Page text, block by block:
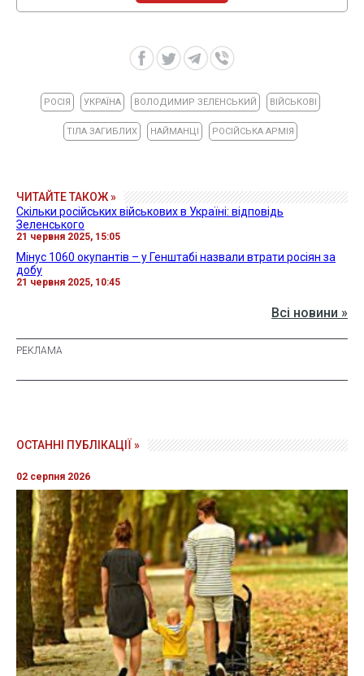
РОСІЯ УКРАЇНА ВОЛОДИМИР ЗЕЛЕНСЬКИЙ ВІЙСЬКОВІ
ТІЛА ЗАГИБЛИХ НАЙМАНЦІ РОСІЙСЬКА АРМІЯ
ЧИТАЙТЕ ТАКОЖ »
Скільки російських військових в Україні: відповідь
Зеленського
21 червня 2025, 15:05
Мінус 1060 окупантів – у Генштабі назвали втрати росіян за
добу
21 червня 2025, 10:45
Всі новини »
ОСТАННІ ПУБЛІКАЦІЇ »
02 серпня 2026